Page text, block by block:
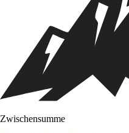
Zwischensumme